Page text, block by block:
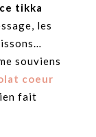
tikka
les
souviens
coeur
fait